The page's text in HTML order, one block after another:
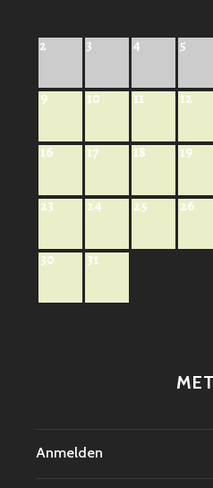
2 3 4 5
9 10 11 12
16 17 18 19
23 24 25 26
30 31
Anmelden